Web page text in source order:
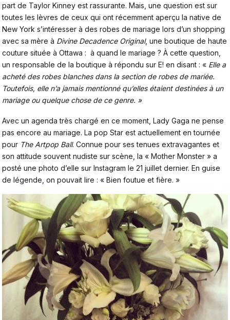
part de Taylor Kinney est rassurante. Mais, une question est sur
toutes les lèvres de ceux qui ont récemment aperçu la native de
New York s’intéresser à des robes de mariage lors d’un shopping
avec sa mère à Divine Decadence Original, une boutique de haute
couture située à Ottawa : à quand le mariage ? À cette question,
un responsable de la boutique à répondu sur E! en disant : « Elle a
acheté des robes blanches dans la section de robes de mariée.
Toutefois, elle n’a jamais mentionné qu’elles étaient destinées à un
mariage ou quelque chose de ce genre. »
Avec un agenda très chargé en ce moment, Lady Gaga ne pense
pas encore au mariage. La pop Star est actuellement en tournée
pour The Artpop Ball. Connue pour ses tenues extravagantes et
son attitude souvent nudiste sur scène, la « Mother Monster » a
posté une photo d’elle sur Instagram le 21 juillet dernier. En guise
de légende, on pouvait lire : « Bien foutue et fière. »